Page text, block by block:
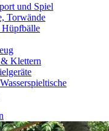
und Spiel
Torwände
Klettern